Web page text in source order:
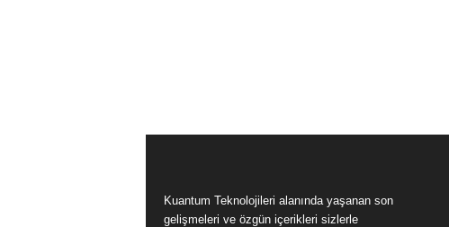
Kuantum Teknolojileri alanında yaşanan son
gelişmeleri ve özgün içerikleri sizlerle